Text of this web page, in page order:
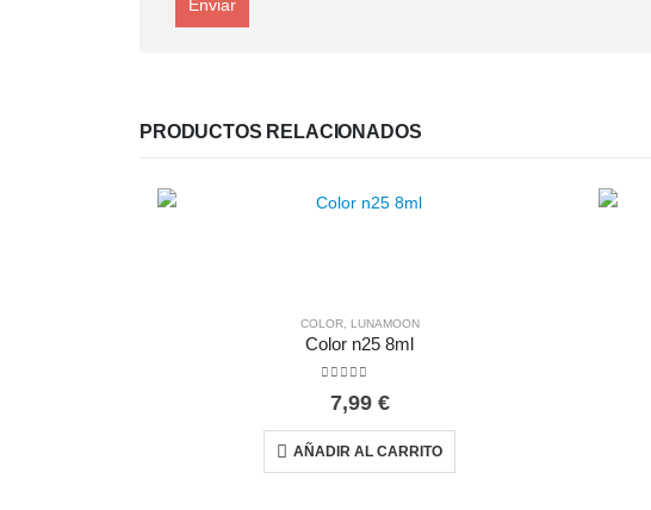
PRODUCTOS RELACIONADOS
COLOR, LUNAMOON
Color n25 8ml
7,99 €
AÑADIR AL CARRITO